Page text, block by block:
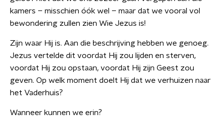
kamers – misschien óók wel – maar dat we vooral vol
bewondering zullen zien Wie Jezus is!
Zijn waar Hij is. Aan die beschrijving hebben we genoeg.
Jezus vertelde dit voordat Hij zou lijden en sterven,
voordat Hij zou opstaan, voordat Hij zijn Geest zou
geven. Op welk moment doelt Hij dat we verhuizen naar
het Vaderhuis?
Wanneer kunnen we erin?